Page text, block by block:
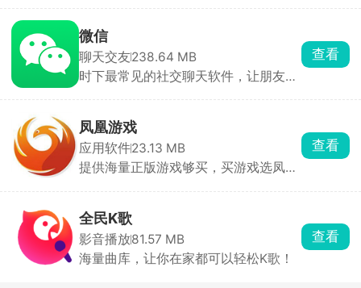
微信
聊天交友238.64 MB
时下最常见的社交聊天软件，让朋友之
查看
凤凰游戏
应用软件23.13 MB
提供海量正版游戏够买，买游戏选凤凰
查看
全民K歌
影音播放81.57 MB
海量曲库，让你在家都可以轻松K歌！
查看